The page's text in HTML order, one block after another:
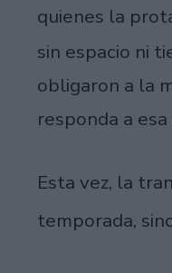
quienes la
sin espacio ni
obligaron a la
responda a
Esta vez, la
temporada,